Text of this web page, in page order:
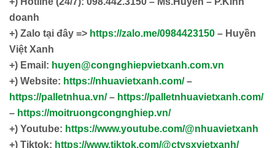
doanh
+) Zalo tại đây => https://zalo.me/0984423150 – Huyền
Việt Xanh
+) Email: huyen@congnghiepvietxanh.com.vn
+) Website: https://nhuavietxanh.com/–
https://palletnhua.vn/– https://palletnhuavietxanh.com/
– https://moitruongcongnghiep.vn/
+) Youtube: https://www.youtube.com/@nhuavietxanh
+) Tiktok: https://www.tiktok.com/@ctysxvietxanh/